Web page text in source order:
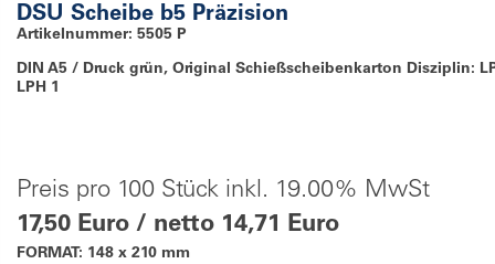
DSU Scheibe b5 Präzision
Artikelnummer: 5505 P
DIN A5 / Druck grün, Original Schießscheibenkarton Disziplin:
LPH 1
Preis pro 100 Stück inkl. 19.00% MwSt
17,50 Euro / netto 14,71 Euro
FORMAT: 148 x 210 mm